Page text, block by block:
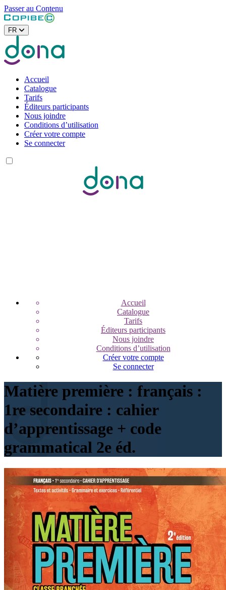
Passer au Contenu
FR
Accueil
Catalogue
Tarifs
Éditeurs participants
Nous joindre
Conditions d’utilisation
Créer votre compte
Se connecter
Accueil
Catalogue
Tarifs
Éditeurs participants
Nous joindre
Conditions d’utilisation
Créer votre compte
Se connecter
Matière première : français :
1re secondaire : cahier
d’apprentissage + code
grammatical 2e éd.